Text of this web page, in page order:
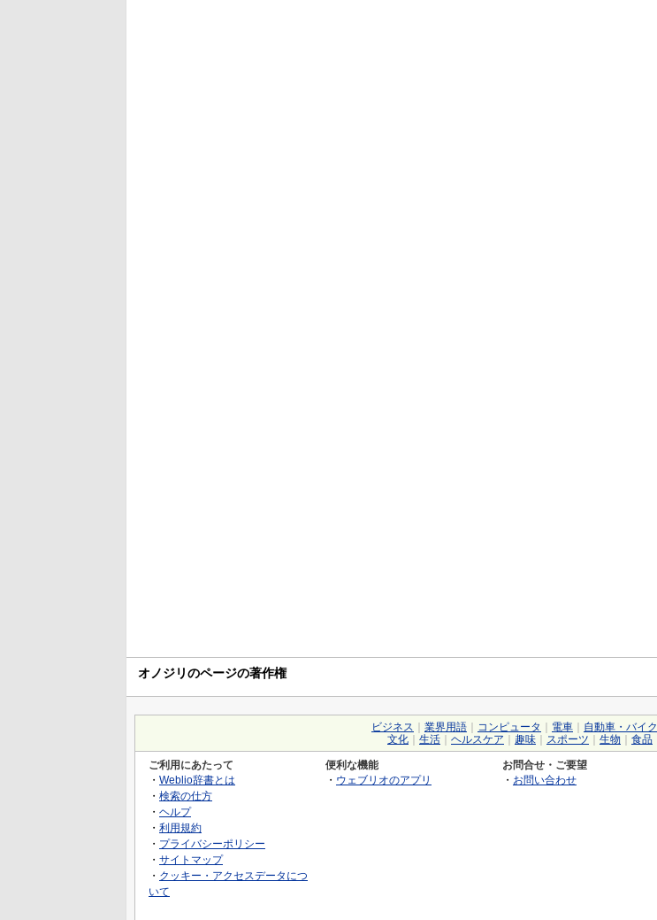
オノジリのページの著作権
ビジネス 業界用語 コンピュータ 電車 自動車・バイク
文化
生活 ヘルスケア 趣味 スポーツ 生物 食品
ご利用にあたって
・ Weblio辞書とは
・ 検索の仕方
・ ヘルプ
・ 利用規約
・ プライバシーポリシー
・ サイトマップ
・ クッキー・アクセスデータにつ
いて
便利な機能
・ ウェブリオのアプリ
お問合せ・ご要望
・ お問い合わせ